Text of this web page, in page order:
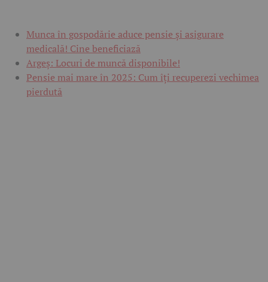
Munca în gospodărie aduce pensie și asigurare
medicală! Cine beneficiază
Argeș: Locuri de muncă disponibile!
Pensie mai mare în 2025: Cum îți recuperezi vechimea
pierdută